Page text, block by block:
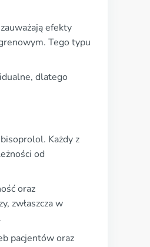
efekty
Tego typu
dlatego
Każdy z
od
oraz
zwłaszcza w
pacjentów oraz